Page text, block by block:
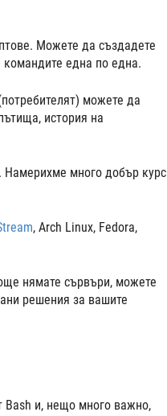
Можете да създадете
една по една.
можете да
история на
Намерихме много добър курс
, Arch Linux, Fedora,
нямате сървъри, можете
решения за вашите
Bash и, нещо много важно,